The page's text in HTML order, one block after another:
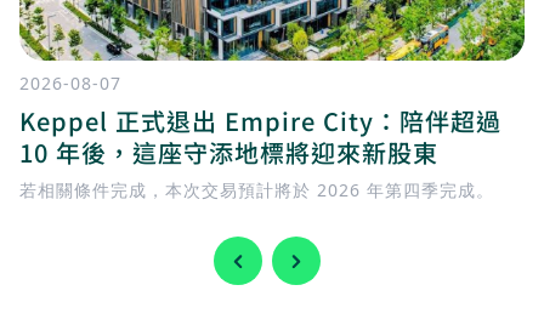
2026-08-07
Keppel 正式退出 Empire City：陪伴超過
10 年後，這座守添地標將迎來新股東
若相關條件完成，本次交易預計將於 2026 年第四季完成。